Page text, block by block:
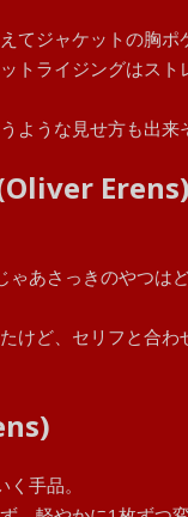
てジャケットの胸ポ
トライジングはスト
ような見せ方も出来
Erens)
あさっきのやつは
けど、セリフと合
手品。